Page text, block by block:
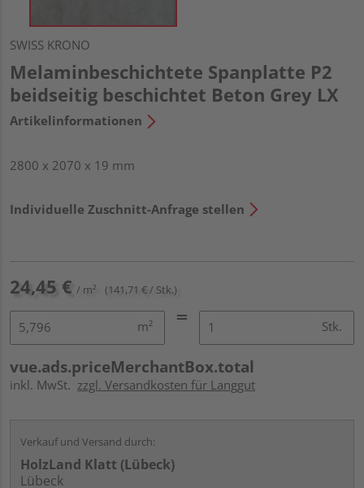
SWISS KRONO
Melaminbeschichtete Spanplatte P2
beidseitig beschichtet Beton Grey LX
Artikelinformationen
2800 x 2070 x 19 mm
Individuelle Zuschnitt-Anfrage stellen
24,45 € / m² (141,71 € / Stk.)
m² Stk.
vue.ads.priceMerchantBox.total
inkl. MwSt. zzgl. Versandkosten für Langgut
Verkauf und Versand durch:
HolzLand Klatt (Lübeck)
Lübeck